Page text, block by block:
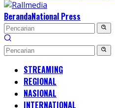
BerandaNational Press
STREAMING
REGIONAL
NASIONAL
INTERNATIONAL